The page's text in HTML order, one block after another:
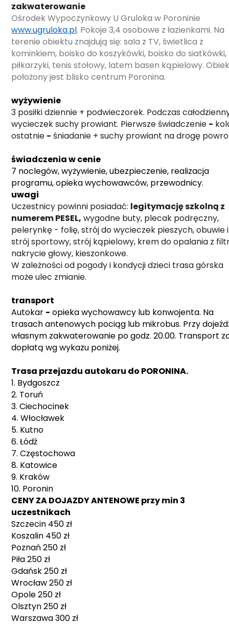
zakwaterowanie
Ośrodek Wypoczynkowy U Gruloka w Poroninie
www.ugruloka.pl. Pokoje 3,4 osobowe z łazienkami. Na
terenie obiektu znajdują się: sala z TV, świetlica z
kominkiem, boisko do koszykówki, boisko do siatkówki,
piłkarzyki, tenis stołowy, latem basen kąpielowy.
położony jest blisko centrum Poronina.
wyżywienie
3 posiłki dziennie + podwieczorek. Podczas
wycieczek suchy prowiant. Pierwsze świadczenie -
ostatnie - śniadanie + suchy prowiant na drogę
świadczenia w cenie
7 noclegów, wyżywienie, ubezpieczenie, realizacja
programu, opieka wychowawców, przewodnicy.
uwagi
Uczestnicy powinni posiadać: legitymację szkolną z
numerem PESEL, wygodne buty, plecak podręczny,
pelerynkę - folię, strój do wycieczek pieszych, obuwie i
strój sportowy, strój kąpielowy, krem do opalania z
nakrycie głowy, kieszonkowe.
W zależności od pogody i kondycji dzieci trasa górska
może ulec zmianie.
transport
Autokar - opieka wychowawcy lub konwojenta. Na
trasach antenowych pociąg lub mikrobus. Przy
własnym zakwaterowanie po godz. 20.00. Transport
dopłatą wg wykazu poniżej.
Trasa przejazdu autokaru do PORONINA.
1. Bydgoszcz
2. Toruń
3. Ciechocinek
4. Włocławek
5. Kutno
6. Łódź
7. Częstochowa
8. Katowice
9. Kraków
10. Poronin
CENY ZA DOJAZDY ANTENOWE przy min 3
uczestnikach
Szczecin 450 zł
Koszalin 450 zł
Poznań 250 zł
Piła 250 zł
Gdańsk 250 zł
Wrocław 250 zł
Opole 250 zł
Olsztyn 250 zł
Warszawa 300 zł